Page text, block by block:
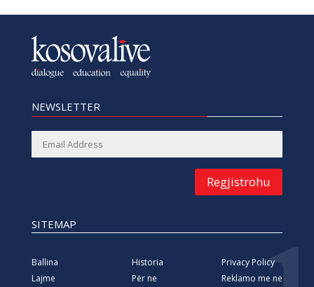
NEWSLETTER
Regjistrohu
SITEMAP
Ballina
Lajme
Historia
Për ne
Privacy Policy
Reklamo me ne